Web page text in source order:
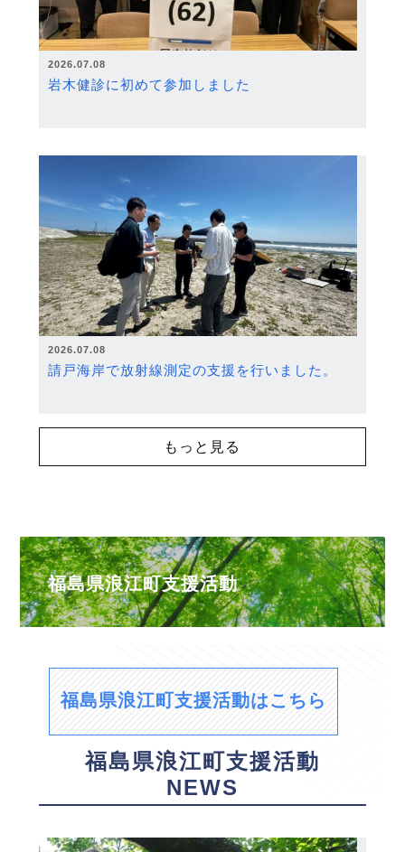
2026.07.08
岩木健診に初めて参加しました
2026.07.08
請戸海岸で放射線測定の支援を行いました。
もっと見る
福島県浪江町支援活動
福島県浪江町支援活動はこちら
福島県浪江町支援活動
NEWS